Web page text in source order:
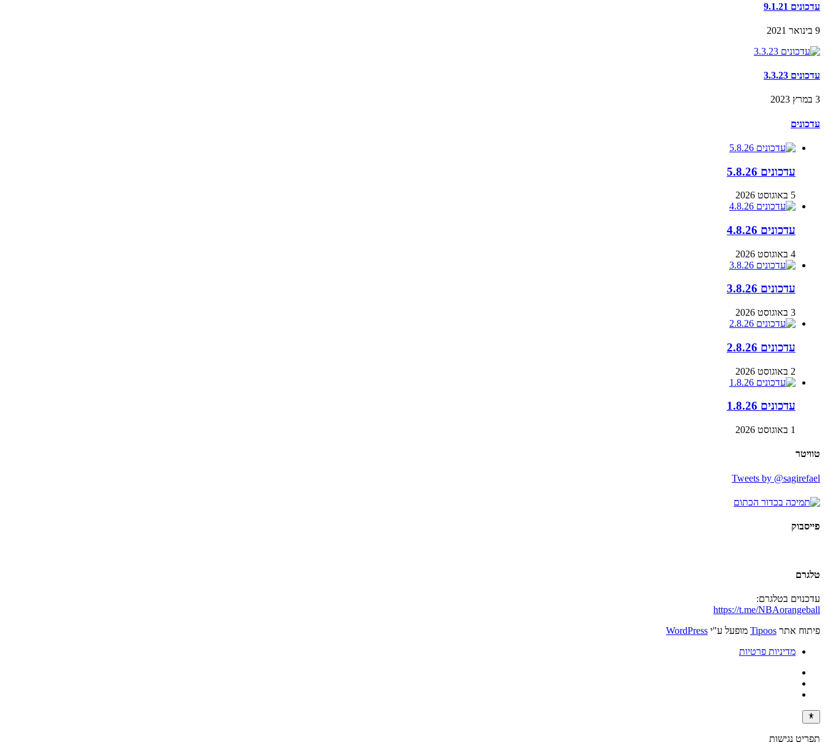
עדכונים 9.1.21
9 בינואר 2021
עדכונים 3.3.23
3 במרץ 2023
עדכונים
עדכונים 5.8.26
5 באוגוסט 2026
עדכונים 4.8.26
4 באוגוסט 2026
עדכונים 3.8.26
3 באוגוסט 2026
עדכונים 2.8.26
2 באוגוסט 2026
עדכונים 1.8.26
1 באוגוסט 2026
טוויטר
Tweets by @sagirefael
פייסבוק
טלגרם
עדכנוים בטלגרם:
https://t.me/NBAorangeball
פיתוח אתר Tipoos מופעל ע"י WordPress
מדיניות פרטיות
תפריט נגישות